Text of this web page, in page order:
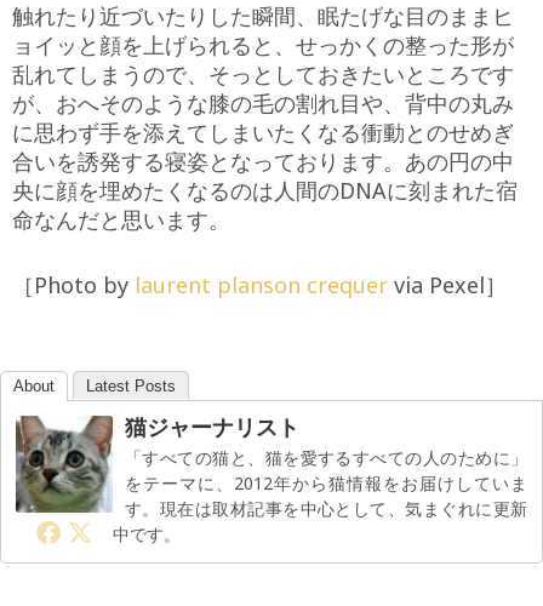
触れたり近づいたりした瞬間、眠たげな目のままヒ
ョイッと顔を上げられると、せっかくの整った形が
乱れてしまうので、そっとしておきたいところです
が、おへそのような膝の毛の割れ目や、背中の丸み
に思わず手を添えてしまいたくなる衝動とのせめぎ
合いを誘発する寝姿となっております。あの円の中
央に顔を埋めたくなるのは人間のDNAに刻まれた宿
命なんだと思います。
［Photo by laurent planson crequer via Pexel］
About Latest Posts
猫ジャーナリスト
「すべての猫と、猫を愛するすべての人のために」
をテーマに、2012年から猫情報をお届けしていま
す。現在は取材記事を中心として、気まぐれに更新
中です。